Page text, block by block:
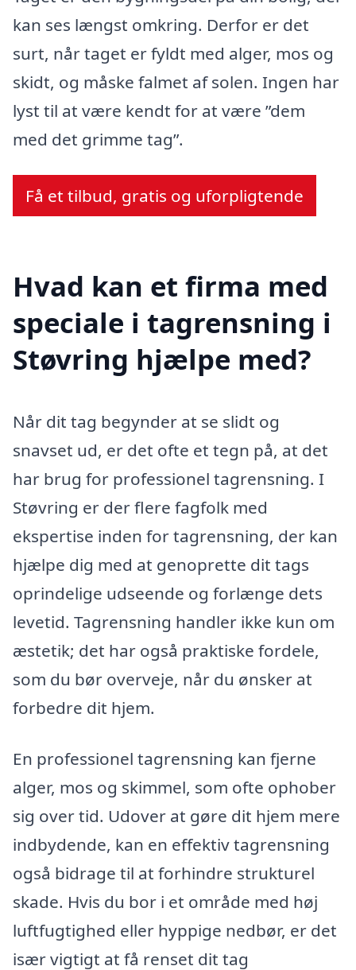
kan ses længst omkring. Derfor er det
surt, når taget er fyldt med alger, mos og
skidt, og måske falmet af solen. Ingen har
lyst til at være kendt for at være ”dem
med det grimme tag”.
Få et tilbud, gratis og uforpligtende
Hvad kan et firma med
speciale i tagrensning i
Støvring hjælpe med?
Når dit tag begynder at se slidt og
snavset ud, er det ofte et tegn på, at det
har brug for professionel tagrensning. I
Støvring er der flere fagfolk med
ekspertise inden for tagrensning, der kan
hjælpe dig med at genoprette dit tags
oprindelige udseende og forlænge dets
levetid. Tagrensning handler ikke kun om
æstetik; det har også praktiske fordele,
som du bør overveje, når du ønsker at
forbedre dit hjem.
En professionel tagrensning kan fjerne
alger, mos og skimmel, som ofte ophober
sig over tid. Udover at gøre dit hjem mere
indbydende, kan en effektiv tagrensning
også bidrage til at forhindre strukturel
skade. Hvis du bor i et område med høj
luftfugtighed eller hyppige nedbør, er det
især vigtigt at få renset dit tag